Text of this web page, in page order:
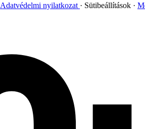
Adatvédelmi nyilatkozat Sütibeállítások